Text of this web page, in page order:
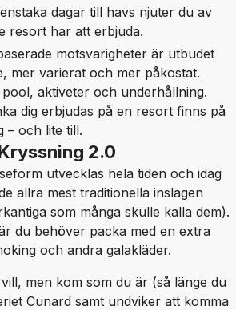
dagar till havs njuter du av
resort har att erbjuda.
motsvarigheter är utbudet
mer varierat och mer påkostat.
aktiveter och underhållning.
dig erbjudas på en resort finns på
– och lite till.
2.0
utvecklas hela tiden och idag
allra mest traditionella inslagen
som många skulle kalla dem).
du behöver packa med en extra
och andra galakläder.
men kom som du är (så länge du
Cunard samt undviker att komma